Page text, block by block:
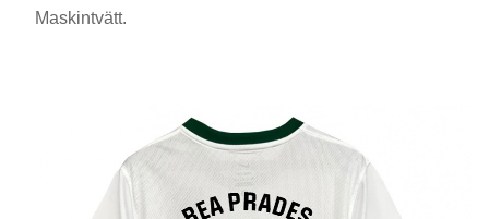
Maskintvätt.